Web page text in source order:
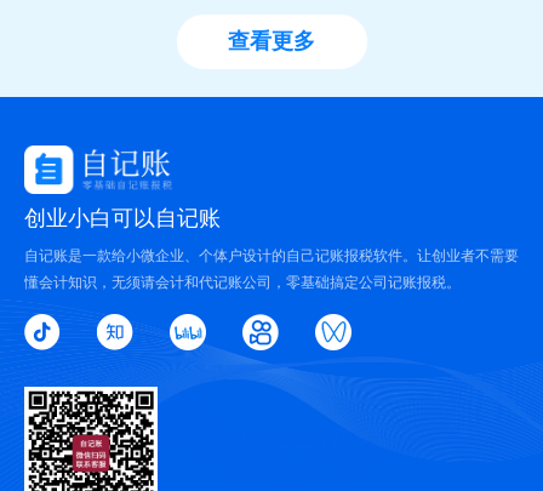
查看更多
创业小白可以自记账
自记账是一款给小微企业、个体户设计的自己记账报税软件。让创业者不需要
懂会计知识，无须请会计和代记账公司，零基础搞定公司记账报税。